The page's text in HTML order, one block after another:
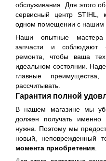
обслуживания. Для этого
сервисный центр STIHL,
одном помещении с нашим
Наши опытные мастера
запчасти и соблюдают
ремонта, чтобы ваша
идеальном состоянии.
главные
рассчитывать.
Гарантия полной
В нашем магазине мы
должен получать именно
нужна. Поэтому мы
новый, неповрежденный
момента приобретения.